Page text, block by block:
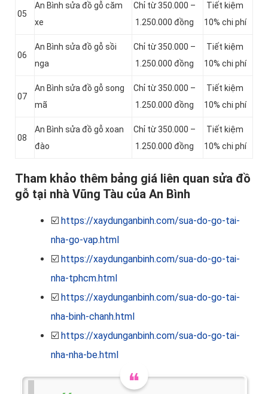
05
An Bình sửa đồ gỗ căm
xe
Chỉ từ 350.000 –
1.250.000 đồng
Tiết kiệm
10% chi phí
06
An Bình sửa đồ gỗ sồi
nga
Chỉ từ 350.000 –
1.250.000 đồng
Tiết kiệm
10% chi phí
07
An Bình sửa đồ gỗ song
mã
Chỉ từ 350.000 –
1.250.000 đồng
Tiết kiệm
10% chi phí
08
An Bình sửa đồ gỗ xoan
đào
Chỉ từ 350.000 –
1.250.000 đồng
Tiết kiệm
10% chi phí
Tham khảo thêm bảng giá liên quan sửa đồ
gỗ tại nhà Vũng Tàu của An Bình
☑️ https://xaydunganbinh.com/sua-do-go-tai-
nha-go-vap.html
☑️ https://xaydunganbinh.com/sua-do-go-tai-
nha-tphcm.html
☑️ https://xaydunganbinh.com/sua-do-go-tai-
nha-binh-chanh.html
☑️ https://xaydunganbinh.com/sua-do-go-tai-
nha-nha-be.html